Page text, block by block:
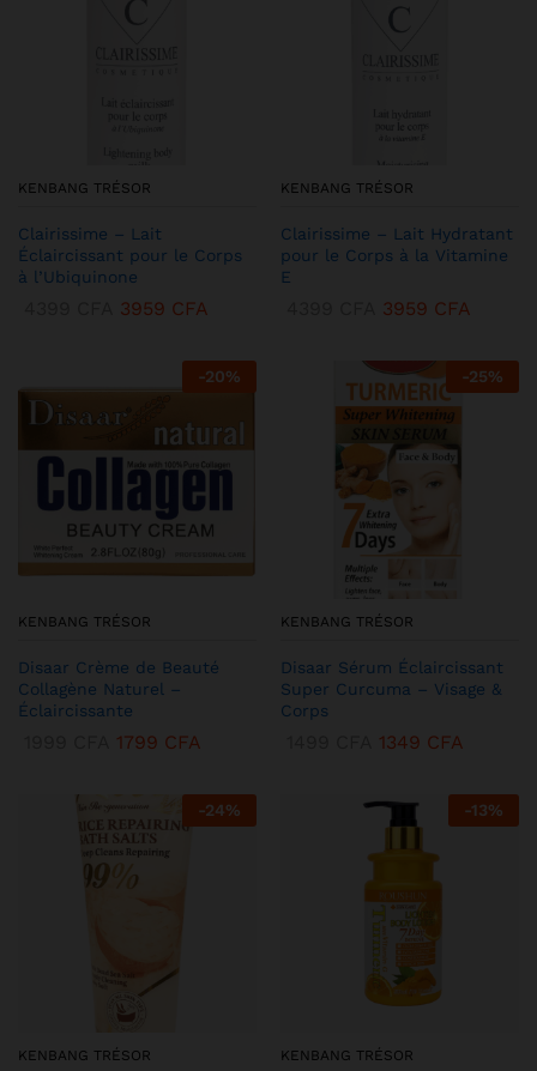
KENBANG TRÉSOR
Clairissime – Lait
Éclaircissant pour le Corps
à l’Ubiquinone
3959 CFA
KENBANG TRÉSOR
Clairissime – Lait Hydratant
pour le Corps à la Vitamine
E
3959 CFA
-20%
KENBANG TRÉSOR
Disaar Crème de Beauté
Collagène Naturel –
Éclaircissante
1799 CFA
-25%
KENBANG TRÉSOR
Disaar Sérum Éclaircissant
Super Curcuma – Visage &
Corps
1349 CFA
-24%
KENBANG TRÉSOR
-13%
KENBANG TRÉSOR